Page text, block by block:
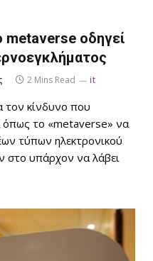
metaverse οδηγεί
2 Mins Read it
τον κίνδυνο που
όπως το «metaverse» να
τύπων ηλεκτρονικού
στο υπάρχον να λάβει